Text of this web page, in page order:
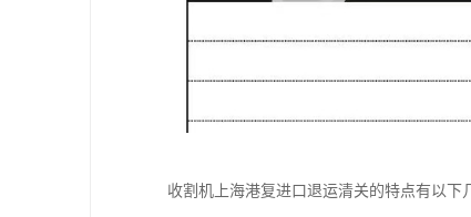
收割机上海港复进口退运清关的特点有以下